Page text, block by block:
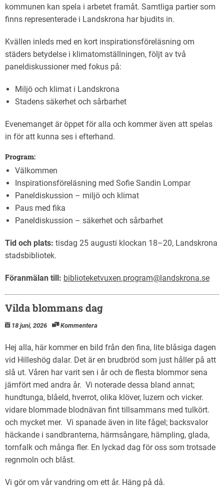
kommunen kan spela i arbetet framåt. Samtliga partier som
finns representerade i Landskrona har bjudits in.
Kvällen inleds med en kort inspirationsföreläsning om
städers betydelse i klimatomställningen, följt av två
paneldiskussioner med fokus på:
Miljö och klimat i Landskrona
Stadens säkerhet och sårbarhet
Evenemanget är öppet för alla och kommer även att spelas
in för att kunna ses i efterhand.
Program:
Välkommen
Inspirationsföreläsning med Sofie Sandin Lompar
Paneldiskussion – miljö och klimat
Paus med fika
Paneldiskussion – säkerhet och sårbarhet
Tid och plats: tisdag 25 augusti klockan 18–20, Landskrona
stadsbibliotek.
Föranmälan till: biblioteketvuxen.program@landskrona.se
Vilda blommans dag
18 juni, 2026 Kommentera
Hej alla, här kommer en bild från den fina, lite blåsiga dagen
vid Hilleshög dalar. Det är en brudbröd som just håller på att
slå ut. Våren har varit sen i år och de flesta blommor sena
jämfört med andra år. Vi noterade dessa bland annat;
hundtunga, blåeld, hverrot, olika klöver, luzern och vicker.
vidare blommade blodnävan fint tillsammans med tulkört.
och mycket mer. Vi spanade även in lite fågel; backsvalor
häckande i sandbranterna, härmsångare, hämpling, glada,
tornfalk och många fler. En lyckad dag för oss som trotsade
regnmoln och blåst.
Vi gör om vår vandring om ett år. Häng på då.